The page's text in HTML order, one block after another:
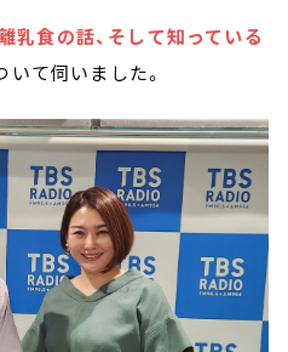
離乳食の話、そして知っている
いて伺いました。